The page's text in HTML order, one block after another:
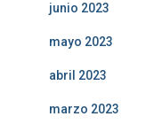
junio 2023
mayo 2023
abril 2023
marzo 2023